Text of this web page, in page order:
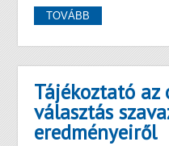
TOVÁBB
Tájékoztató az
választás
eredményeiről